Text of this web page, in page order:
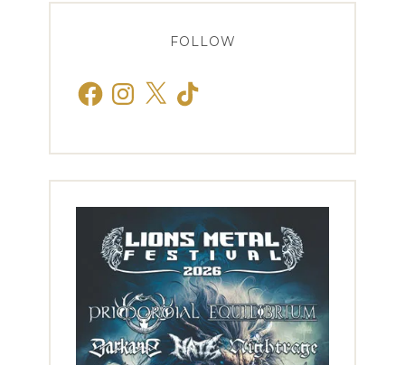
FOLLOW
FacebookInstagram
X TikTok